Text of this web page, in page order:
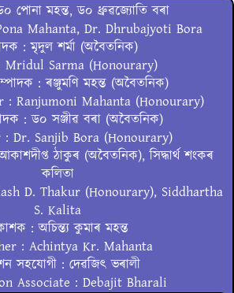
পোনা মহন্ত, ড০ ধ্ৰুৱজ্যোতি বৰা
Mahanta, Dr. Dhrubajyoti Bora
: মৃদুল শৰ্মা (অবৈতনিক)
Sarma (Honourary)
: ৰঞ্জুমণি মহন্ত (অবৈতনিক)
: Ranjumoni Mahanta (Honourary)
: ড০ সঞ্জীৱ বৰা (অবৈতনিক)
Dr. Sanjib Bora (Honourary)
ঠাকুৰ (অবৈতনিক), সিদ্ধাৰ্থ শংকৰ
কলিতা
D. Thakur (Honourary), Siddhartha
S. Kalita
: অচিন্ত্য কুমাৰ মহন্ত
: Achintya Kr. Mahanta
সহযোগী : দেৱজিৎ ভৰালী
Associate : Debajit Bharali